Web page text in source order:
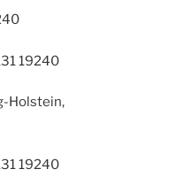
19240
Holstein,
19240